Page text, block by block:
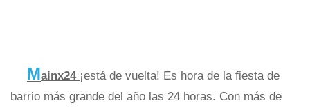
Mainx24 ¡está de vuelta! Es hora de la fiesta de
barrio más grande del año las 24 horas. Con más de